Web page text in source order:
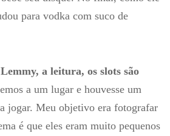
para vodka com suco de
a leitura, os slots são
a um lugar e houvesse um
jogar. Meu objetivo era fotografar
é que eles eram muito pequenos